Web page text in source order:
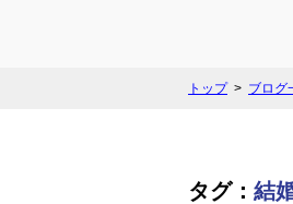
トップ ブログ
タグ： 結